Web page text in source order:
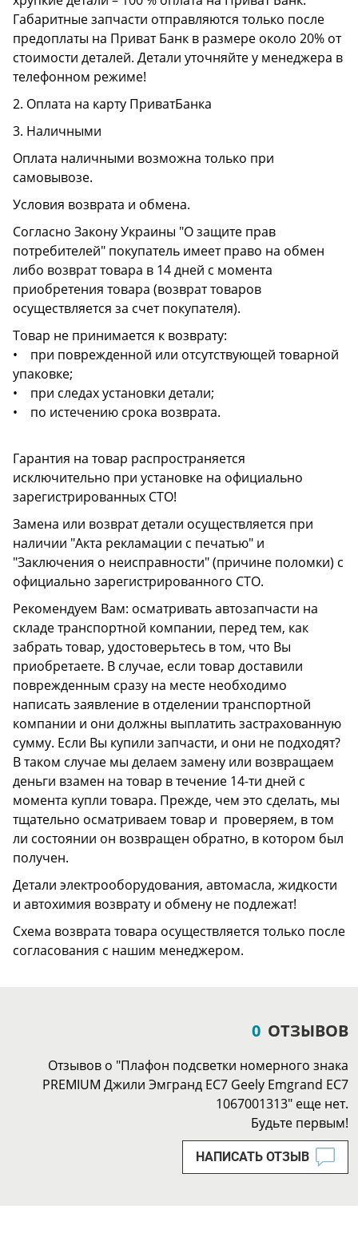
Габаритные запчасти отправляются только после
предоплаты на Приват Банк в размере около 20% от
стоимости деталей. Детали уточняйте у менеджера в
телефонном режиме!
2. Оплата на карту ПриватБанка
3. Наличными
Оплата наличными возможна только при
самовывозе.
Условия возврата и обмена.
Согласно Закону Украины "О защите прав
потребителей" покупатель имеет право на обмен
либо возврат товара в 14 дней с момента
приобретения товара (возврат товаров
осуществляется за счет покупателя).
Товар не принимается к возврату:
• при поврежденной или отсутствующей товарной
упаковке;
• при следах установки детали;
• по истечению срока возврата.
Гарантия на товар распространяется
исключительно при установке на официально
зарегистрированных СТО!
Замена или возврат детали осуществляется при
наличии "Акта рекламации с печатью" и
"Заключения о неисправности" (причине поломки) с
официально зарегистрированного СТО.
Рекомендуем Вам: осматривать автозапчасти на
складе транспортной компании, перед тем, как
забрать товар, удостоверьтесь в том, что Вы
приобретаете. В случае, если товар доставили
поврежденным сразу на месте необходимо
написать заявление в отделении транспортной
компании и они должны выплатить застрахованную
сумму. Если Вы купили запчасти, и они не подходят?
В таком случае мы делаем замену или возвращаем
деньги взамен на товар в течение 14-ти дней с
момента купли товара. Прежде, чем это сделать, мы
тщательно осматриваем товар и проверяем, в том
ли состоянии он возвращен обратно, в котором был
получен.
Детали электрооборудования, автомасла, жидкости
и автохимия возврату и обмену не подлежат!
Схема возврата товара осуществляется только после
согласования с нашим менеджером.
0 ОТЗЫВОВ
Отзывов о "Плафон подсветки номерного знака
PREMIUM Джили Эмгранд ЕС7 Geely Emgrand EC7
1067001313" еще нет.
Будьте первым!
НАПИСАТЬ ОТЗЫВ